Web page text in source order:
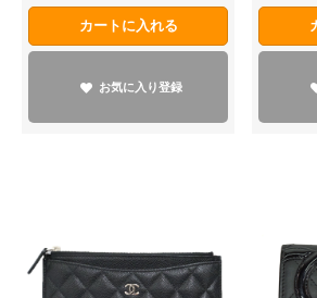
カートに入れる
お気に入り登録